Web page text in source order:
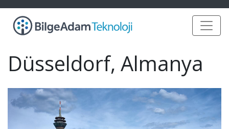
Düsseldorf, Almanya